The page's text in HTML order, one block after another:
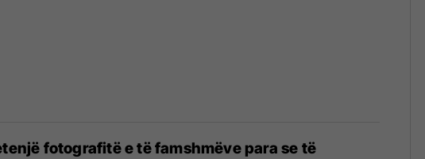
fotografitë e të famshmëve para se të